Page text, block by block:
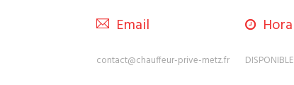
Email
contact@chauffeur-prive-metz.fr